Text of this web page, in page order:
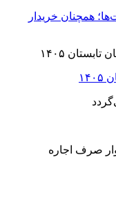
همچنان خریدار